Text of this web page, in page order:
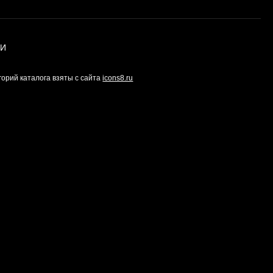
каталога взяты с сайтаicons8.ru